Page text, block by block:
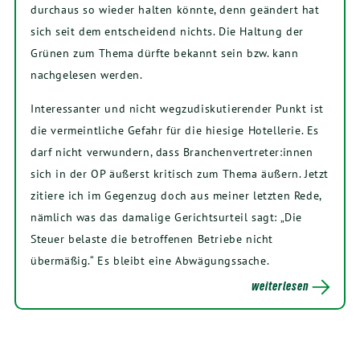
durchaus so wieder halten könnte, denn geändert hat
sich seit dem entscheidend nichts. Die Haltung der
Grünen zum Thema dürfte bekannt sein bzw. kann
nachgelesen werden.
Interessanter und nicht wegzudiskutierender Punkt ist
die vermeintliche Gefahr für die hiesige Hotellerie. Es
darf nicht verwundern, dass Branchenvertreter:innen
sich in der OP äußerst kritisch zum Thema äußern. Jetzt
zitiere ich im Gegenzug doch aus meiner letzten Rede,
nämlich was das damalige Gerichtsurteil sagt: „Die
Steuer belaste die betroffenen Betriebe nicht
übermäßig.“ Es bleibt eine Abwägungssache.
weiterlesen